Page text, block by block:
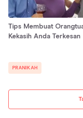
Tips Membuat
Kekasih Anda Terkesan
PRANIKAH